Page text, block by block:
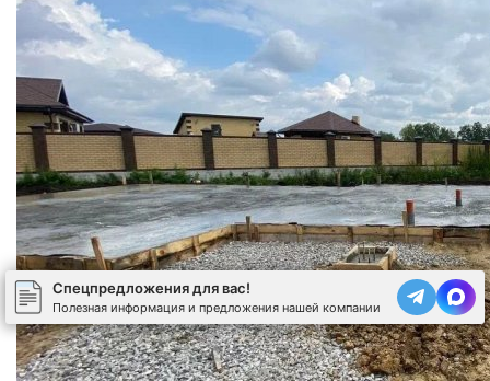
Спецпредложения для вас!
Полезная информация и предложения нашей компании